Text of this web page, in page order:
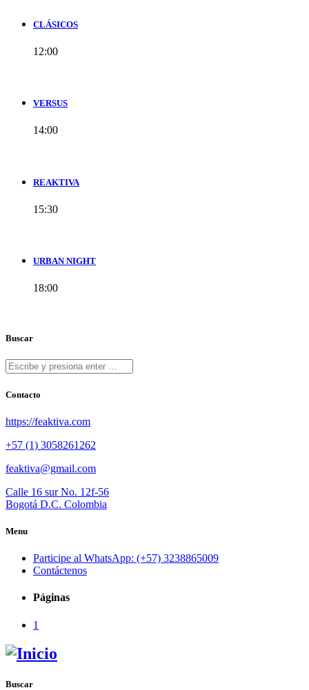
CLÁSICOS
12:00
VERSUS
14:00
REAKTIVA
15:30
URBAN NIGHT
18:00
Buscar
Contacto
https://feaktiva.com
+57 (1) 3058261262
feaktiva@gmail.com
Calle 16 sur No. 12f-56
Bogotá D.C. Colombia
Menu
Participe al WhatsApp: (+57) 3238865009
Contáctenos
Páginas
1
Buscar